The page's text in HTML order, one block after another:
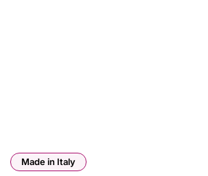
Made in Italy